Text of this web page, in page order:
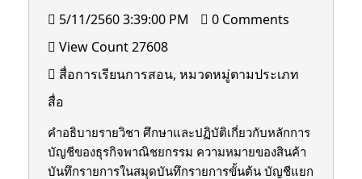
5/11/2560 3:39:00 PM
0 Comments
View Count 27608
สื่อการเรียนการสอน, หมวดหมู่ตามประเภท
สื่อ
คำอธิบายรายวิชา ศึกษาและปฏิบัติเกี่ยวกับหลักการ
บัญชีของธุรกิจพาณิชยกรรม ความหมายของสินค้า
บันทึกรายการในสมุดบันทึกรายการขั้นต้น บัญชีแยก